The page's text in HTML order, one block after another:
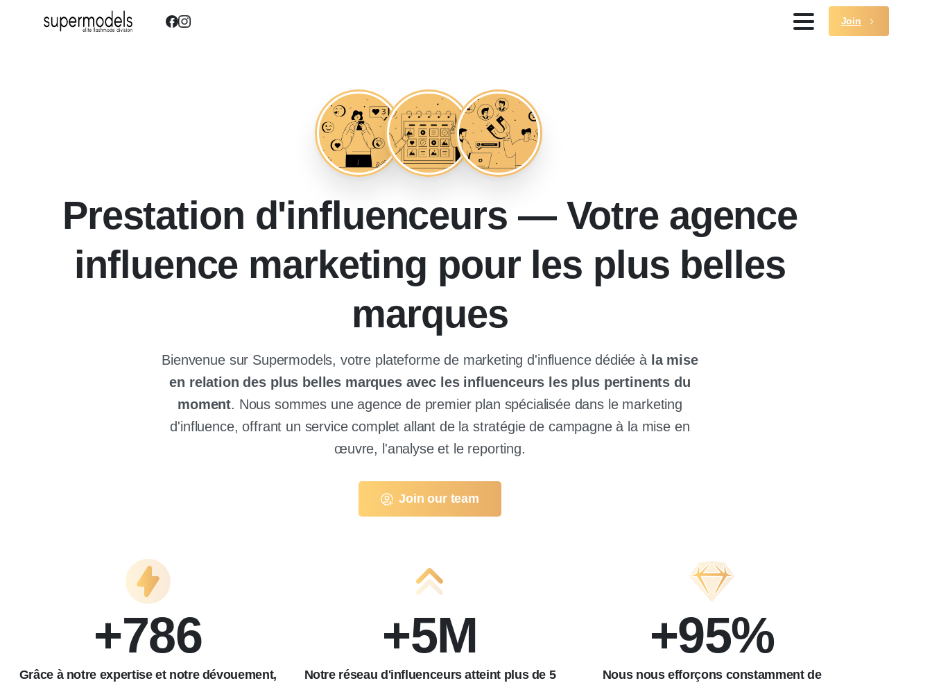
Join
Prestation d'influenceurs — Votre agence
influence marketing pour les plus belles
marques
Bienvenue sur Supermodels, votre plateforme de marketing d'influence dédiée à la mise
en relation des plus belles marques avec les influenceurs les plus pertinents du
moment. Nous sommes une agence de premier plan spécialisée dans le marketing
d'influence, offrant un service complet allant de la stratégie de campagne à la mise en
œuvre, l'analyse et le reporting.
Join our team
+786
Grâce à notre expertise et notre dévouement,
+5M
Notre réseau d'influenceurs atteint plus de 5
+95%
Nous nous efforçons constamment de